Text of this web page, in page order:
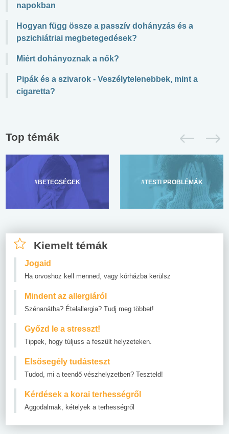
napokban
Hogyan függ össze a passzív dohányzás és a
pszichiátriai megbetegedések?
Miért dohányoznak a nők?
Pipák és a szivarok - Veszélytelenebbek, mint a
cigaretta?
Top témák
#BETEGSÉGEK #TESTI PROBLÉMÁK
Kiemelt témák
Jogaid
Ha orvoshoz kell menned, vagy kórházba kerülsz
Mindent az allergiáról
Szénanátha? Ételallergia? Tudj meg többet!
Győzd le a stresszt!
Tippek, hogy túljuss a feszült helyzeteken.
Elsősegély tudásteszt
Tudod, mi a teendő vészhelyzetben? Teszteld!
Kérdések a korai terhességről
Aggodalmak, kételyek a terhességről